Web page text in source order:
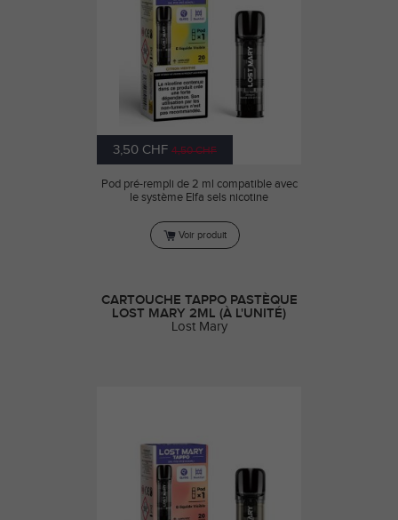
3,50 CHF 4,50 CHF
Pod pré-rempli de 2 ml compatible avec
le système Elfa sels nicotine
Voir produit
CARTOUCHE TAPPO PASTÈQUE
LOST MARY 2ML (À L'UNITÉ)
Lost Mary